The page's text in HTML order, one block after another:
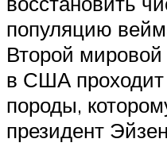
популяцию
Второй
в США проходит
породы,
президент